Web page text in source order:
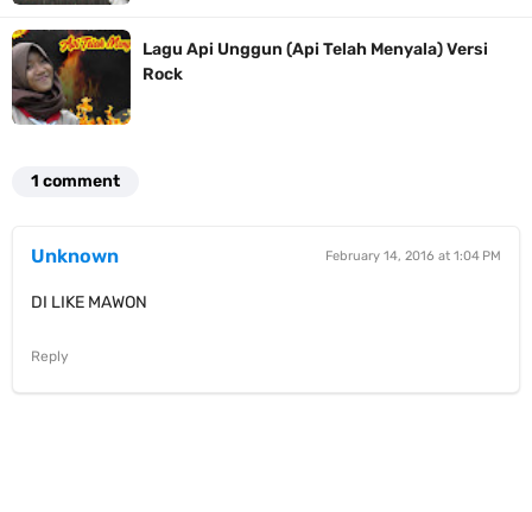
Lagu Api Unggun (Api Telah Menyala) Versi
Rock
1 comment
Unknown February 14, 2016 at 1:04 PM
DI LIKE MAWON
Reply